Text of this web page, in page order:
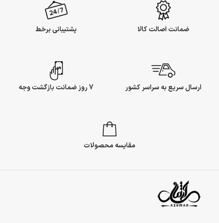
ضمانت اصالت کالا پشتیبانی برخط
ارسال سریع به سراسر کشور 7 روز ضمانت بازگشت وجه
مقایسه محصولات